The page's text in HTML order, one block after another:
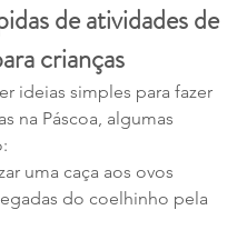
de atividades de
crianças
ideias simples para fazer
na Páscoa, algumas
uma caça aos ovos
do coelhinho pela